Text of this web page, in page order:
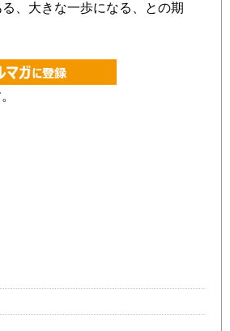
、大きな一歩になる、との期